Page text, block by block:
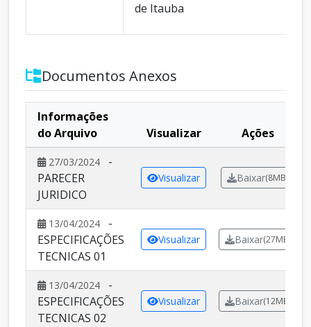
de Itauba
Documentos Anexos
Informações
do Arquivo
Visualizar Ações
27/03/2024
-
PARECER
JURIDICO
Visualizar Baixar(8MB)
13/04/2024
-
ESPECIFICAÇÕES
TECNICAS 01
Visualizar Baixar(27MB)
13/04/2024
-
ESPECIFICAÇÕES
TECNICAS 02
Visualizar Baixar(12MB)